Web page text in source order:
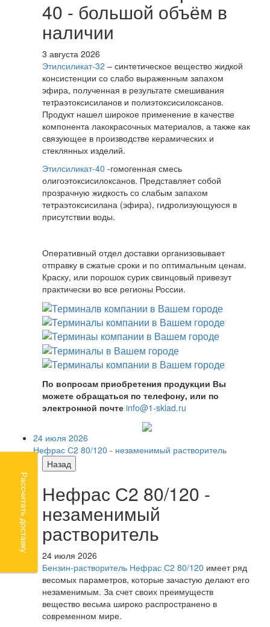
40 - большой объём в
наличии
3 августа 2026
Этилсиликат-32 – синтетическое вещество жидкой
консистенции со слабо выраженным запахом
эфира, полученная в результате смешивания
тетpаэтоксисиланов и полиэтоксисилоксанов.
Продукт нашел широкое применение в качестве
компонента лакокрасочных материалов, а также как
связующее в производстве керамических и
стеклянных изделий.
Этилсиликат-40 -гомогенная смесь
олигоэтоксисилоксанов. Представляет собой
прозрачную жидкость со слабым запахом
тетраэтоксисилана (эфира), гидролизующуюся в
присутствии воды.
Оперативный отдел доставки организовывает
отправку в сжатые сроки и по оптимальным ценам.
Краску, или порошок сурик свинцовый привезут
практически во все регионы России.
По вопросам приобретения продукции Вы
можете обращаться по телефону, или по
электронной почте info@1-sklad.ru
24 июля 2026
Нефрас С2 80/120 - незаменимый растворитель
Назад
Нефрас С2 80/120 -
незаменимый
растворитель
24 июля 2026
Бензин-растворитель Нефрас С2 80/120 имеет ряд
весомых параметров, которые зачастую делают его
незаменимым. За счет своих преимуществ
вещество весьма широко распространено в
современном мире.
Рассчитать доставку